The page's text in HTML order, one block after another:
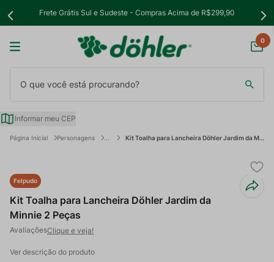
Frete Grátis Sul e Sudeste - Compras Acima de R$299,90
0
Informar meu CEP
Personagens Kit Toalha para Lancheira Döhler Jardim da Minnie 2 Peças
Felpudo
Kit Toalha para Lancheira Döhler Jardim da
Minnie 2 Peças
Clique e veja!
Ver descrição do produto